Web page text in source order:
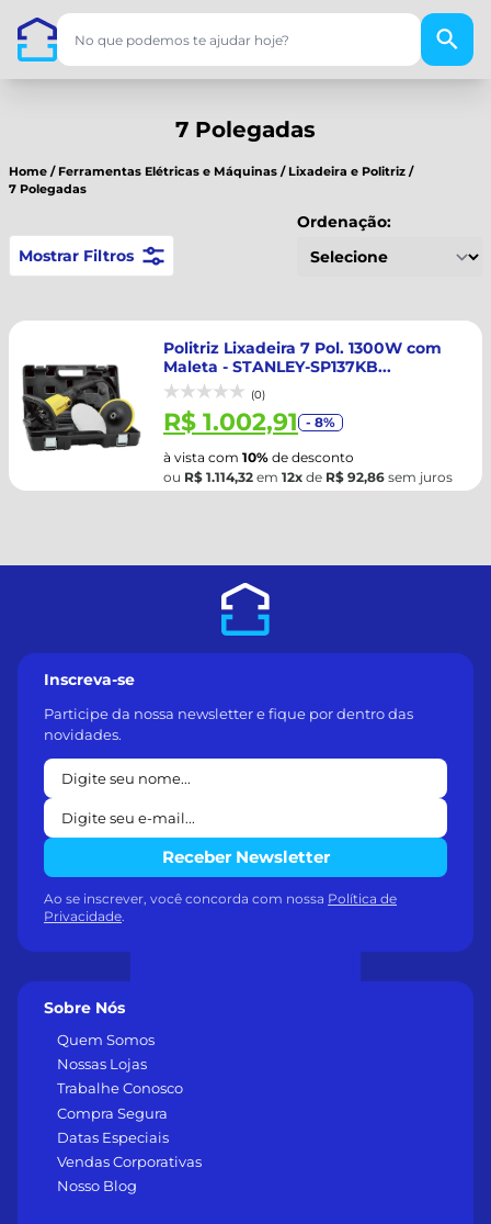
7 Polegadas
Home / Ferramentas Elétricas e Máquinas / Lixadeira e Politriz /
7 Polegadas
Mostrar Filtros
Ordenação:
Politriz Lixadeira 7 Pol. 1300W com
Maleta - STANLEY-SP137KB...
(0)
R$ 1.002,91 - 8%
à vista com 10% de desconto
ou R$ 1.114,32 em 12x de R$ 92,86 sem juros
Sobre Nós
Quem Somos
Nossas Lojas
Trabalhe Conosco
Compra Segura
Datas Especiais
Vendas Corporativas
Nosso Blog
Inscreva-se
Participe da nossa newsletter e fique por dentro das
novidades.
Receber Newsletter
Ao se inscrever, você concorda com nossa Política de
Privacidade.